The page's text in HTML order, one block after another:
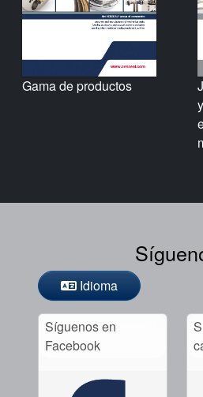
Gama de productos
Idioma
Síguenos en
Facebook